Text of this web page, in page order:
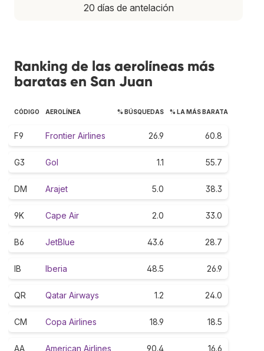
20 días de antelación
Ranking de las aerolíneas más
baratas en San Juan
CÓDIGO AEROLÍNEA % BÚSQUEDAS % LA MÁS BARATA
F9 Frontier Airlines 26.9 60.8
G3 Gol 1.1 55.7
DM Arajet 5.0 38.3
9K Cape Air 2.0 33.0
B6 JetBlue 43.6 28.7
IB Iberia 48.5 26.9
QR Qatar Airways 1.2 24.0
CM Copa Airlines 18.9 18.5
AA American Airlines 90.4 16.6